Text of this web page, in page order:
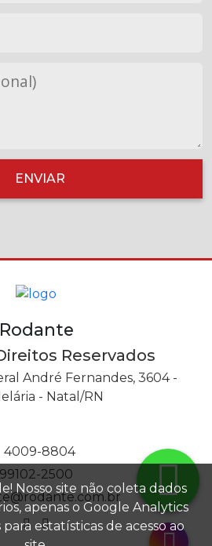
Rodante
Reservados
André Fernandes, 3604 -
- Natal/RN
4009-8804
2500
Nosso site não coleta dados
apenas o Google Analytics
estatísticas de acesso ao